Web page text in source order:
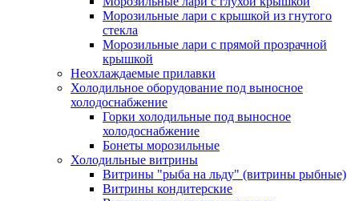
Морозильные лари с крышкой из гнутого
стекла
Морозильные лари с прямой прозрачной
крышкой
Неохлаждаемые прилавки
Холодильное оборудование под выносное
холодоснабжение
Горки холодильные под выносное
холодоснабжение
Бонеты морозильные
Холодильные витрины
Витрины "рыба на льду" (витрины рыбные)
Витрины кондитерские